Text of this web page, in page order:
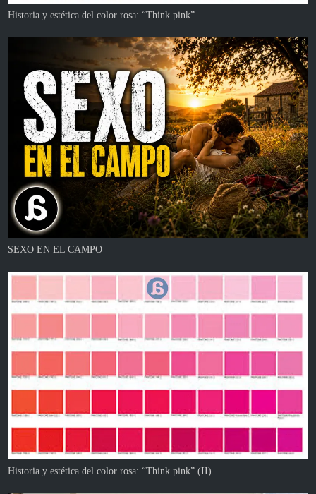
Historia y estética del color rosa: “Think pink”
SEXO EN EL CAMPO
Historia y estética del color rosa: “Think pink” (II)